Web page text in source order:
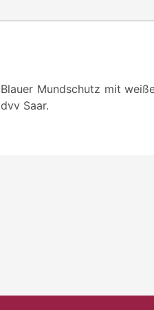
Blauer Mundschutz mit
dvv Saar.